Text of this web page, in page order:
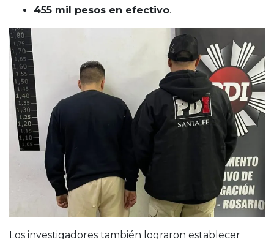
455 mil pesos en efectivo.
Los investigadores también lograron establecer